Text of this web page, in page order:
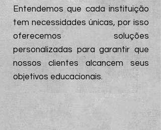
Entendemos que cada instituição
tem necessidades únicas, por isso
oferecemos soluções
personalizadas para garantir que
nossos clientes alcancem seus
objetivos educacionais.